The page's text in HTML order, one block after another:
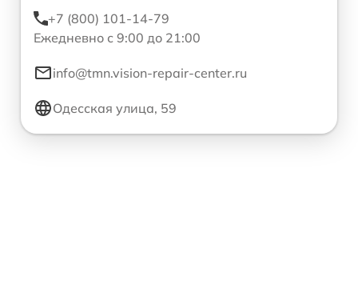
+7 (800) 101-14-79
Ежедневно с 9:00 до 21:00
info@tmn.vision-repair-center.ru
Одесская улица, 59